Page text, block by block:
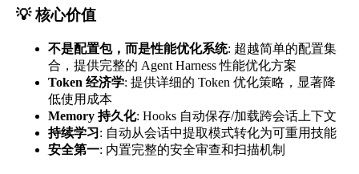
💡 核心价值
不是配置包，而是性能优化系统: 超越简单的配置集
合，提供完整的 Agent Harness 性能优化方案
Token 经济学: 提供详细的 Token 优化策略，显著降
低使用成本
Memory 持久化: Hooks 自动保存/加载跨会话上下文
持续学习 : 自动从会话中提取模式转化为可重用技能
安全第一: 内置完整的安全审查和扫描机制